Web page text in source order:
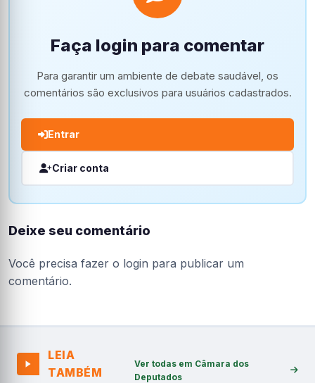
Faça login para comentar
Para garantir um ambiente de debate saudável, os
comentários são exclusivos para usuários cadastrados.
Entrar
Criar conta
Deixe seu comentário
Você precisa fazer o login para publicar um
comentário.
LEIA
TAMBÉM
Ver todas em Câmara dos
Deputados